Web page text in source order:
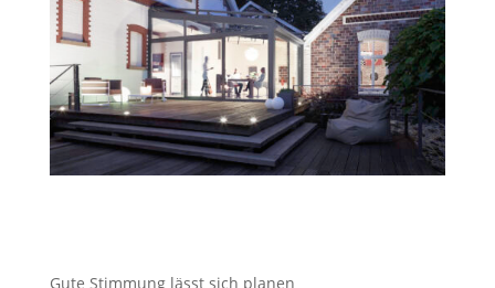
Gute Stimmung lässt sich planen